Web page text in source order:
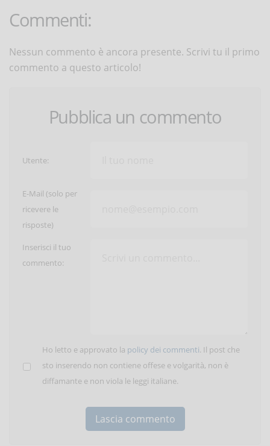
Commenti:
Nessun commento è ancora presente. Scrivi tu il primo
commento a questo articolo!
Pubblica un commento
Utente:
E-Mail (solo per
ricevere le
risposte)
Inserisci il tuo
commento:
Ho letto e approvato la policy dei commenti. Il post che
sto inserendo non contiene offese e volgarità, non è
diffamante e non viola le leggi italiane.